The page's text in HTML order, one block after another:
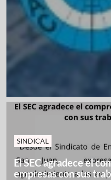
SINDICAL
El SEC agradece el
empresas con sus